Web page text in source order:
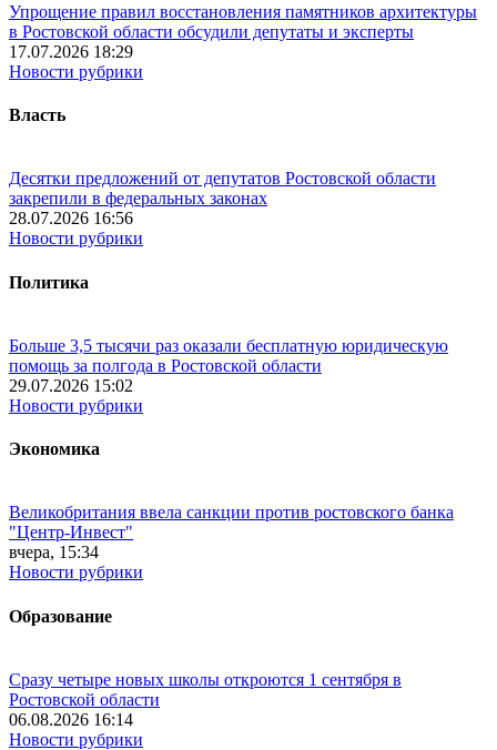
Упрощение правил восстановления памятников архитектуры
в Ростовской области обсудили депутаты и эксперты
17.07.2026 18:29
Новости рубрики
Власть
Десятки предложений от депутатов Ростовской области
закрепили в федеральных законах
28.07.2026 16:56
Новости рубрики
Политика
Больше 3,5 тысячи раз оказали бесплатную юридическую
помощь за полгода в Ростовской области
29.07.2026 15:02
Новости рубрики
Экономика
Великобритания ввела санкции против ростовского банка
"Центр-Инвест"
вчера, 15:34
Новости рубрики
Образование
Сразу четыре новых школы откроются 1 сентября в
Ростовской области
06.08.2026 16:14
Новости рубрики